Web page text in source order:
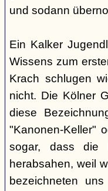
und sodann
Ein Kalker
Wissens zum
Krach schlugen
nicht. Die Kölner
diese
"Kanonen-Keller"
sogar, dass die
herabsahen, weil
bezeichneten